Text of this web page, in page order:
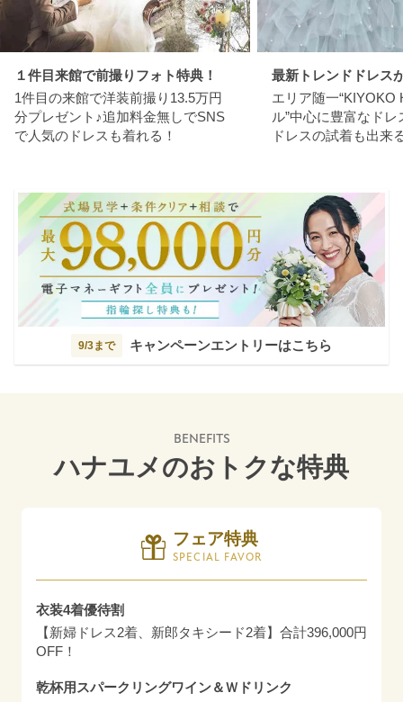
１件目来館で前撮りフォト特典！
1件目の来館で洋装前撮り13.5万円
分プレゼント♪追加料金無しでSNS
で人気のドレスも着れる！
最新トレンドドレス
エリア随一“KIYOKO
ル”中心に豊富なド
ドレスの試着も出来
9/3まで キャンペーンエントリーはこちら
BENEFITS
ハナユメのおトクな特典
フェア特典
SPECIAL FAVOR
衣装4着優待割
【新婦ドレス2着、新郎タキシード2着】合計396,000円
OFF！
乾杯用スパークリングワイン＆Ｗドリンク